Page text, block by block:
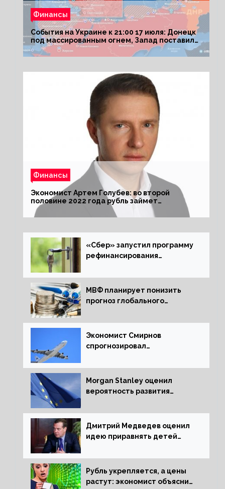
Финансы
События на Украине к 21:00 17 июля: Донецк
под массированным огнем, Запад поставил
Киеву ультиматум
Финансы
Экономист Артем Голубев: во второй
половине 2022 года рубль займет
комфортный курс
«Сбер» запустил программу
рефинансирования
МВФ планирует понизить
прогноз глобального
следующем отчете
Экономист Смирнов
спрогнозировал
России
Morgan Stanley оценил
вероятность развития
Дмитрий Медведев оценил
идею приравнять детей
Рубль укрепляется, а цены
растут: экономист объяснил